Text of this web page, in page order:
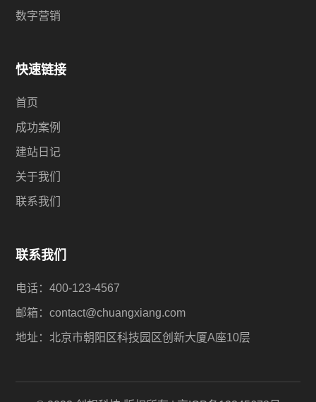
数字营销
快速链接
首页
成功案例
建站日记
关于我们
联系我们
联系我们
电话：400-123-4567
邮箱：contact@chuangxiang.com
地址：北京市朝阳区科技园区创新大厦A座10层